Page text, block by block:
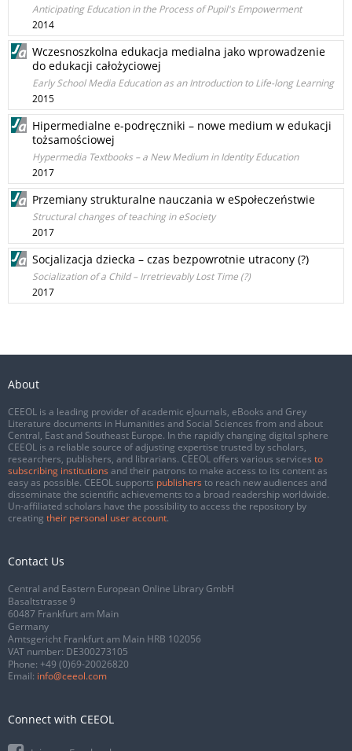
Anticipating Education in the Process of Pupil's Empowerment
2014
Wczesnoszkolna edukacja medialna jako wprowadzenie
do edukacji całożyciowej
Early School Media Education as an Introduction to Life-long Learning
2015
Hipermedialne e-podręczniki – nowe medium w edukacji
tożsamościowej
Hypermedia Textbooks – a New Medium in Identity Education
2017
Przemiany strukturalne nauczania w eSpołeczeństwie
Structural changes of teaching in eSociety
2017
Socjalizacja dziecka – czas bezpowrotnie utracony (?)
Socialization of a Child – Irretrievably Lost Time (?)
2017
About
CEEOL is a leading provider of academic eJournals, eBooks and Grey
Literature documents in Humanities and Social Sciences from and about
Central, East and Southeast Europe. In the rapidly changing digital sphere
CEEOL is a reliable source of adjusting expertise trusted by scholars,
researchers, publishers, and librarians. CEEOL offers various services to
subscribing institutions and their patrons to make access to its content as
easy as possible. CEEOL supports publishers to reach new audiences and
disseminate the scientific achievements to a broad readership worldwide.
Un-affiliated scholars have the possibility to access the repository by
creating their personal user account.
Contact Us
Central and Eastern European Online Library GmbH
Basaltstrasse 9
60487 Frankfurt am Main
Germany
Amtsgericht Frankfurt am Main HRB 102056
VAT number: DE300273105
Phone: +49 (0)69-20026820
Email: info@ceeol.com
Connect with CEEOL